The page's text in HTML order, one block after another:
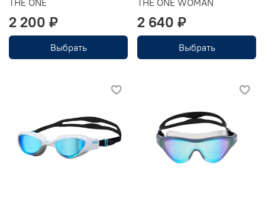
2 200 ₽
Выбрать
2 640 ₽
Выбрать